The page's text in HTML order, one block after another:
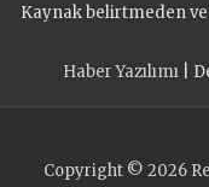
Kaynak belirtmeden
Haber Yazılımı|
Copyright © 2026